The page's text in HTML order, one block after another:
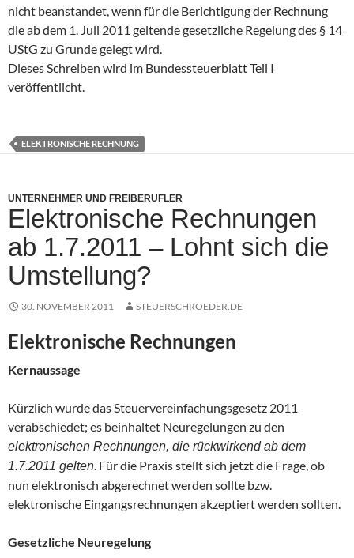
nicht beanstandet, wenn für die Berichtigung der Rechnung
die ab dem 1. Juli 2011 geltende gesetzliche Regelung des § 14
UStG zu Grunde gelegt wird.
Dieses Schreiben wird im Bundessteuerblatt Teil I
veröffentlicht.
ELEKTRONISCHE RECHNUNG
UNTERNEHMER UND FREIBERUFLER
Elektronische Rechnungen
ab 1.7.2011 – Lohnt sich die
Umstellung?
30. NOVEMBER 2011 STEUERSCHROEDER.DE
Elektronische Rechnungen
Kernaussage
Kürzlich wurde das Steuervereinfachungsgesetz 2011
verabschiedet; es beinhaltet Neuregelungen zu den
elektronischen Rechnungen, die rückwirkend ab dem
1.7.2011 gelten . Für die Praxis stellt sich jetzt die Frage, ob
nun elektronisch abgerechnet werden sollte bzw.
elektronische Eingangsrechnungen akzeptiert werden sollten.
Gesetzliche Neuregelung